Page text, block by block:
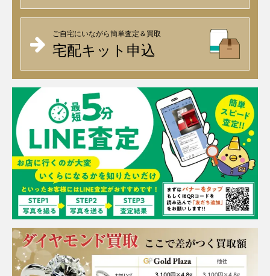
ご自宅にいながら簡単査定＆買取
宅配キット申込